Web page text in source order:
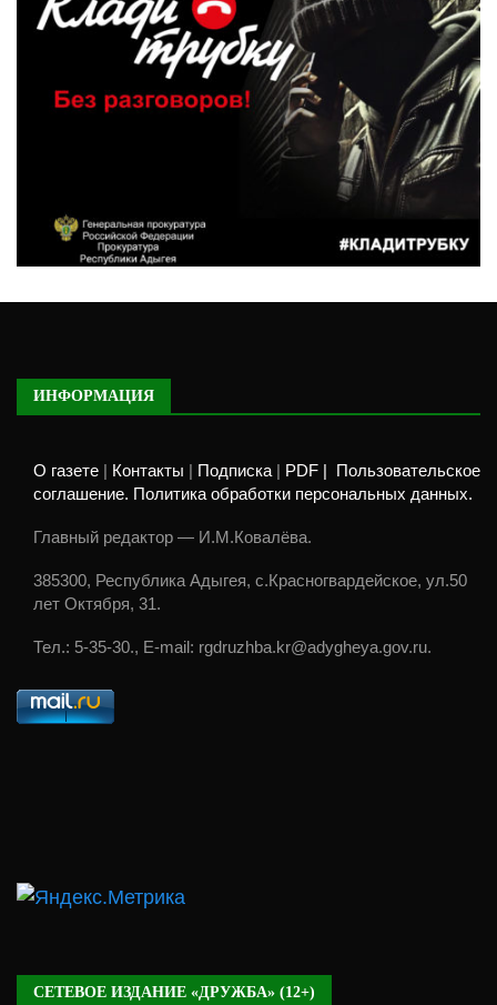
ИНФОРМАЦИЯ
О газете Контакты Подписка PDF |
Пользовательское
соглашение. Политика обработки персональных данных.
Главный редактор — И.М.Ковалёва.
385300, Республика Адыгея, с.Красногвардейское, ул.50
лет Октября, 31.
Тел.: 5-35-30., E-mail: rgdruzhba.kr@adygheya.gov.ru.
СЕТЕВОЕ ИЗДАНИЕ «ДРУЖБА» (12+)